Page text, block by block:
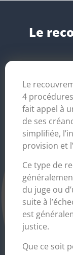
Le
Le
4
fait appel à
de ses
simplifiée,
provision et
Ce type de
du juge ou
suite à
est
justice.
Que ce soit